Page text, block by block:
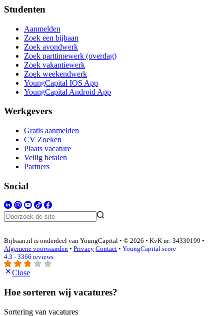
Studenten
Aanmelden
Zoek een bijbaan
Zoek avondwerk
Zoek parttimewerk (overdag)
Zoek vakantiewerk
Zoek weekendwerk
YoungCapital IOS App
YoungCapital Android App
Werkgevers
Gratis aanmelden
CV Zoeken
Plaats vacature
Veilig betalen
Partners
Social
Bijbaan.nl is onderdeel van YoungCapital • © 2026 • KvK nr: 34330199 •
Algemene voorwaarden • Privacy Contact • YoungCapital score
4.3 - 3366 reviews
Close
Hoe sorteren wij vacatures?
Sortering van vacatures